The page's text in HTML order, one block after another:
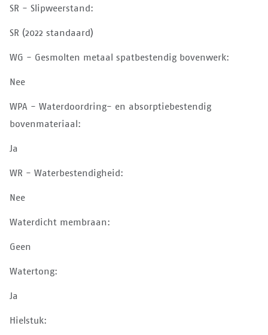
SR - Slipweerstand:
SR (2022 standaard)
WG - Gesmolten metaal spatbestendig bovenwerk:
Nee
WPA - Waterdoordring- en absorptiebestendig
bovenmateriaal:
Ja
WR - Waterbestendigheid:
Nee
Waterdicht membraan:
Geen
Watertong:
Ja
Hielstuk: